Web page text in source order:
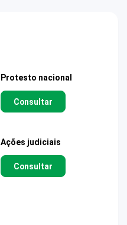
Protesto nacional
Consultar
Ações judiciais
Consultar